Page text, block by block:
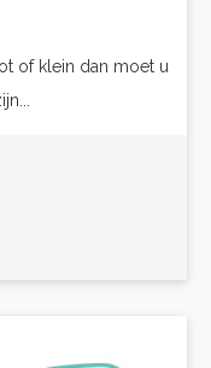
of klein dan moet u